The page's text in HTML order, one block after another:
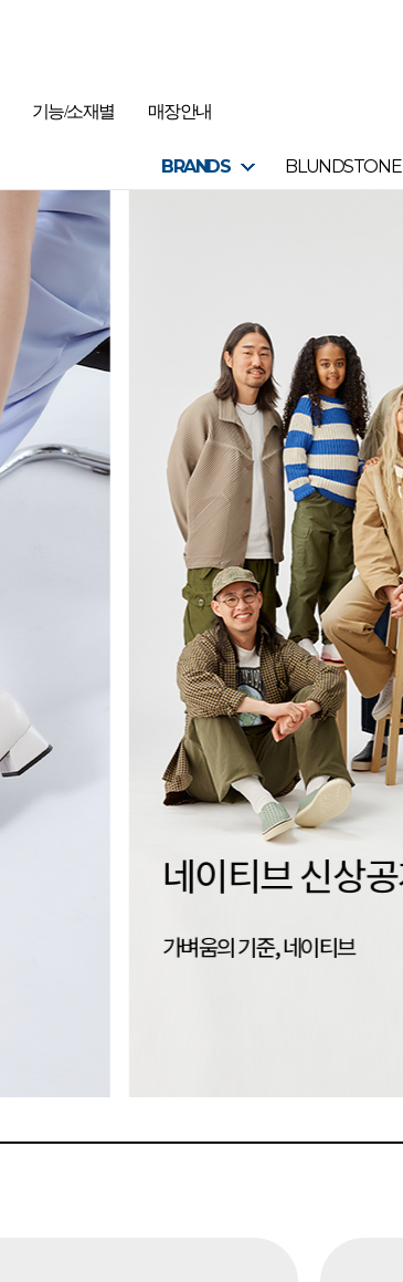
기능/소재별 매장안내
BRANDS BLUNDSTONE
세이브슈즈
신는 경험을 지속하는 방법